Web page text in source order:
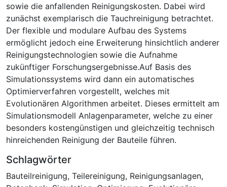
sowie die anfallenden Reinigungskosten. Dabei wird
zunächst exemplarisch die Tauchreinigung betrachtet.
Der flexible und modulare Aufbau des Systems
ermöglicht jedoch eine Erweiterung hinsichtlich anderer
Reinigungstechnologien sowie die Aufnahme
zukünftiger Forschungsergebnisse.Auf Basis des
Simulationssystems wird dann ein automatisches
Optimierverfahren vorgestellt, welches mit
Evolutionären Algorithmen arbeitet. Dieses ermittelt am
Simulationsmodell Anlagenparameter, welche zu einer
besonders kostengünstigen und gleichzeitig technisch
hinreichenden Reinigung der Bauteile führen.
Schlagwörter
Bauteilreinigung, Teilereinigung, Reinigungsanlagen,